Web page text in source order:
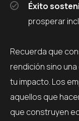
Éxito
prosperar
Recuerda que
rendición sino
tu impacto. Los
aquellos que
que construyen